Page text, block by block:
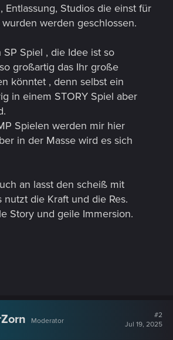
Entlassung, Studios die einst für
werden geschlossen.
Spiel , die Idee ist so
großartig das Ihr große
könntet , denn selbst ein
in einem STORY Spiel aber
Spielen werden mir hier
in der Masse wird es sich
an lasst den scheiß mit
die Kraft und die Res.
Story und geile Immersion.
Moderator
#2
Jul 19, 2025